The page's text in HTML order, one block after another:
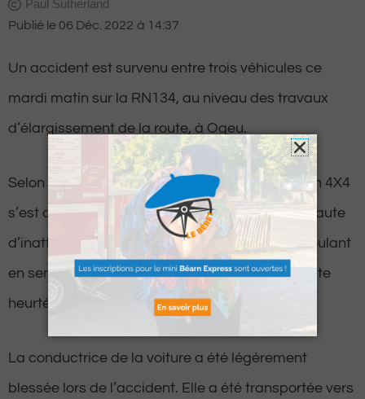
Paul Sutherland
Publié le 06 Déc. 2022 à 14:37
Un accident est survenu entre trois véhicules ce
mardi matin sur la RN134, au niveau des travaux
d’élargissement de la route, à Ogeu.
Selon les premiers éléments, le conducteur d’un 4X4
s’est déporté sur la voie de gauche après une faute
d’inattention et est venu percuter une voiture roulant
en sens inverse. Le véhicule tout-terrain a ensuite
heurté une camionnette.
La conductrice de la voiture a été légèrement
blessée lors de l’accident. Elle a été transportée vers